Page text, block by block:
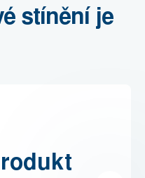
stínění je